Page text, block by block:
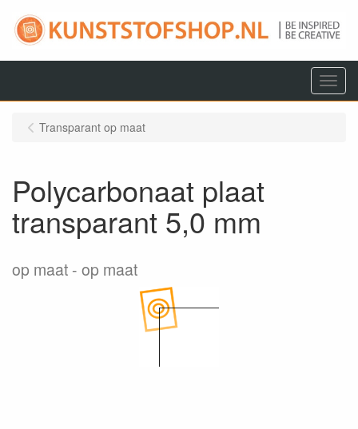
Menu
Transparant op maat
Polycarbonaat plaat
transparant 5,0 mm
op maat op maat